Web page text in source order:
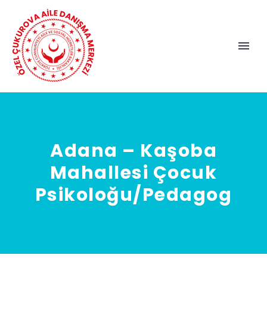
Adana – Kaşoba
Mahallesi Çocuk
Psikoloğu/Pedagog